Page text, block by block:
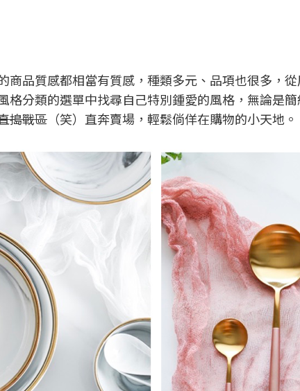
品質感都相當有質感，種類多元、品項也很多，
格分類的選單中找尋自己特別鍾愛的風格，無論是
搗戰區 （笑）直奔賣場，輕鬆倘佯在購物的小天地。